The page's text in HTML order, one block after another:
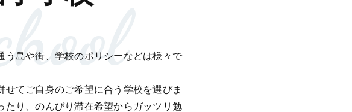
う島や街、学校のポリシーなどは様々で
てご自身のご希望に合う学校を選びま
たり、のんびり滞在希望からガッツリ勉